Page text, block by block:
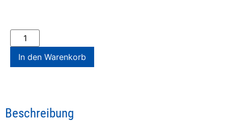
In den Warenkorb
Beschreibung